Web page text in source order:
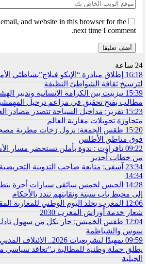
and website in this browser for the
next time I comment.
24 ساعة
16:18 إطلاق مبادرة “الإيكو فيلاج”بشاطئي
لترسيخ ثقافة الشواطئ النظيفة
15:39 تيزنيت بين الكرامة الإنسانية وتدبير
مطالب بفتح تحقيق في مزاعم ترحيل
15:23 تقرير: مداخيل السياحة تتصدر مصادر
متجاوزة تحويلات مغاربة العالم
15:20 طقس الجمعة: نزول زخات مطرية
فوق مناطق الأطلس
09:22 تافراوت : ندوة بأملن تستحضر مسار
من خطاب أجدير
23:34 آسفي: متابعة صاحب التدوينة
14:34
14:28 الحبس لخمس سائقي سيارات أجرة
إلى محيط باب سبتة ونقابتهم تندد بالأحكام
12:06 المغرب يخلد اليوم الوطني للمغاربة
شعار خدمة أوراش المغرب 2030
12:04 طقس الخميس: ﺣﺎﺭ بكل من سهول
سوس والشياظمة
09:59
تمهيدًا لتشريعيات 2026..
يطلق حملة وطنية للمطالبة بـ”تعاقد
الجبلية